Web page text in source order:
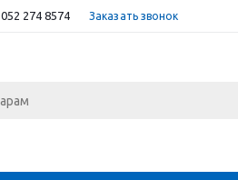
052 274 8574 Заказать звонок